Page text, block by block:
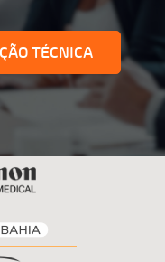
TÉCNICA